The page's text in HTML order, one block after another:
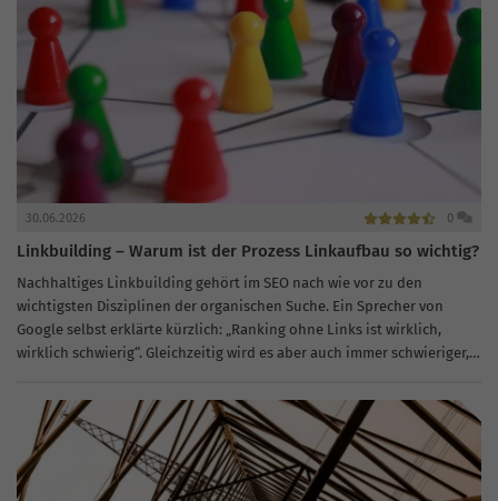
30.06.2026 0
Linkbuilding – Warum ist der Prozess Linkaufbau so wichtig?
Nachhaltiges Linkbuilding gehört im SEO nach wie vor zu den
wichtigsten Disziplinen der organischen Suche. Ein Sprecher von
Google selbst erklärte kürzlich: „Ranking ohne Links ist wirklich,
wirklich schwierig“. Gleichzeitig wird es aber auch immer schwieriger,